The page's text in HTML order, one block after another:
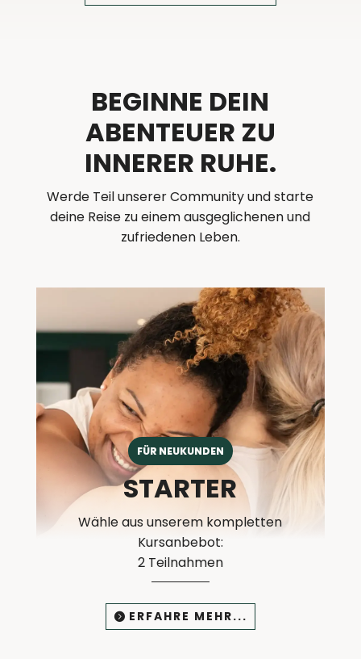
BEGINNE DEIN
ABENTEUER ZU
INNERER RUHE.
Werde Teil unserer Community und starte
deine Reise zu einem ausgeglichenen und
zufriedenen Leben.
FÜR NEUKUNDEN
STARTER
Wähle aus unserem kompletten
Kursanbebot:
2 Teilnahmen
ERFAHRE MEHR...